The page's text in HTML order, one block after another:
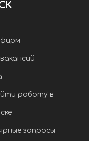
фирм
вакансий
работу в
запросы